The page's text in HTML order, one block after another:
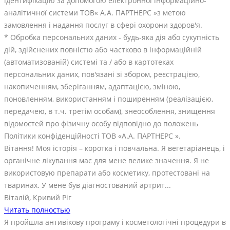
аналітичної системи ТОВ« А.А. ПАРТНЕРС »з метою
замовлення і надання послуг в сфері охорони здоров'я.
* Обробка персональних даних - будь-яка дія або сукупність
дій, здійснених повністю або частково в інформаційній
(автоматизованій) системі та / або в картотеках
персональних даних, пов'язані зі збором, реєстрацією,
накопиченням, зберіганням, адаптацією, зміною,
поновленням, використанням і поширенням (реалізацією,
передачею, в т.ч. третім особам), знеособлення, знищення
відомостей про фізичну особу відповідно до положень
Політики конфіденційності ТОВ «А.А. ПАРТНЕРС ».
Вітання! Моя історія – коротка і повчальна. Я вегетаріанець, і
органічне лікування має для мене велике значення. Я не
використовую препарати або косметику, протестовані на
тваринах. У мене був діагностований артрит...
Віталій, Кривий Ріг
Читать полностью
Я пройшла антивікову програму і косметологічні процедури в